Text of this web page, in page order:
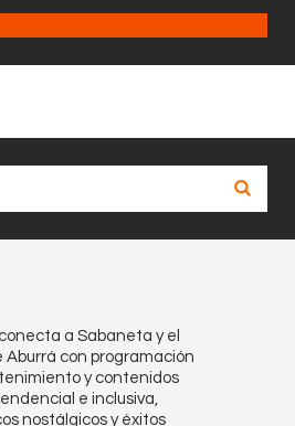
a Sabaneta y el
Aburrá con programación
y contenidos
e inclusiva,
nostálgicos y éxitos